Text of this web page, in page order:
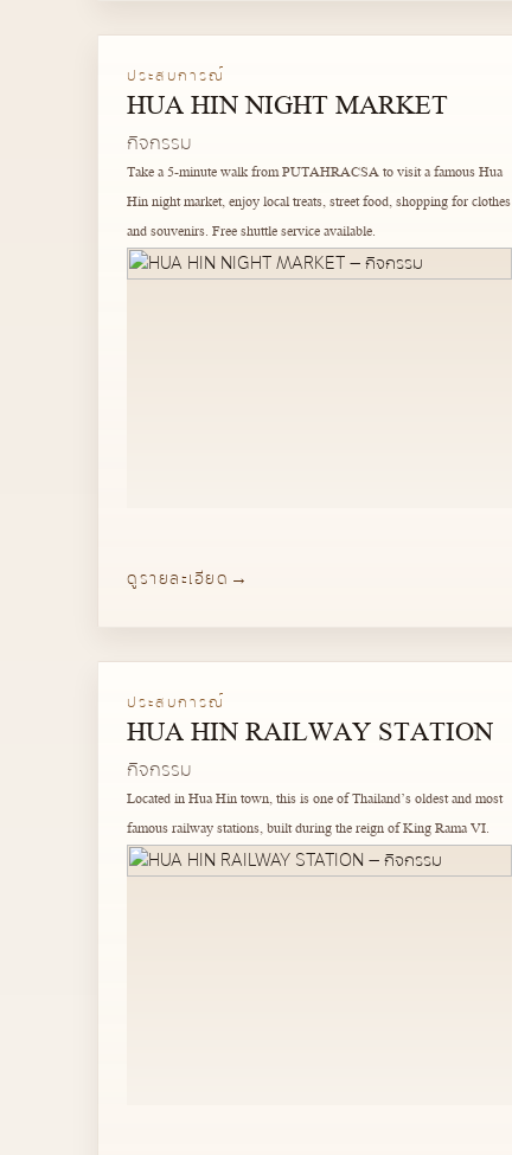
ประสบการณ์
HUA HIN NIGHT MARKET
กิจกรรม
Take a 5-minute walk from PUTAHRACSA to visit a famous Hua
Hin night market, enjoy local treats, street food, shopping for clothes
and souvenirs. Free shuttle service available.
ดูรายละเอียด
ประสบการณ์
HUA HIN RAILWAY STATION
กิจกรรม
Located in Hua Hin town, this is one of Thailand’s oldest and most
famous railway stations, built during the reign of King Rama VI.